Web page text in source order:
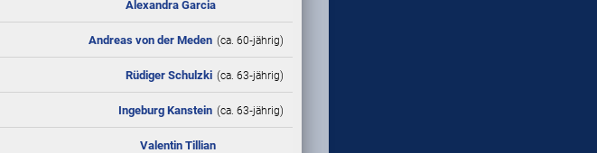
Alexandra Garcia
Andreas von der Meden (ca. 60‑jährig)
Rüdiger Schulzki (ca. 63‑jährig)
Ingeburg Kanstein (ca. 63‑jährig)
Valentin Tillian